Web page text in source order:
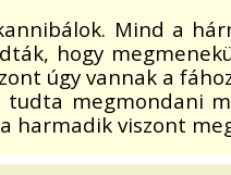
Mind a
hogy
úgy vannak a
megmondani
viszont